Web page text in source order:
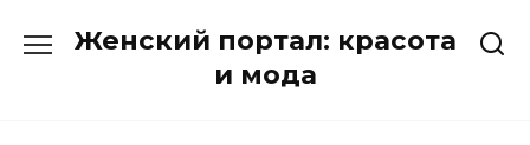
Женский портал: красота
и мода